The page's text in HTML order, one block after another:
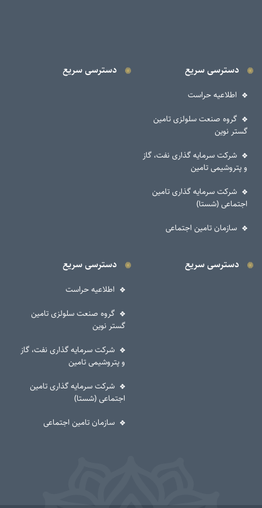
دسترسی سریع
اطلاعیه حراست
گروه صنعت سلولزی تامین
گستر نوین
شرکت سرمایه گذاری نفت، گاز
و پتروشیمی تامین
شرکت سرمایه گذاری تامین
اجتماعی (شستا)
سازمان تامین اجتماعی
دسترسی سریع
دسترسی سریع دسترسی سریع
اطلاعیه حراست
گروه صنعت سلولزی تامین
گستر نوین
شرکت سرمایه گذاری نفت، گاز
و پتروشیمی تامین
شرکت سرمایه گذاری تامین
اجتماعی (شستا)
سازمان تامین اجتماعی